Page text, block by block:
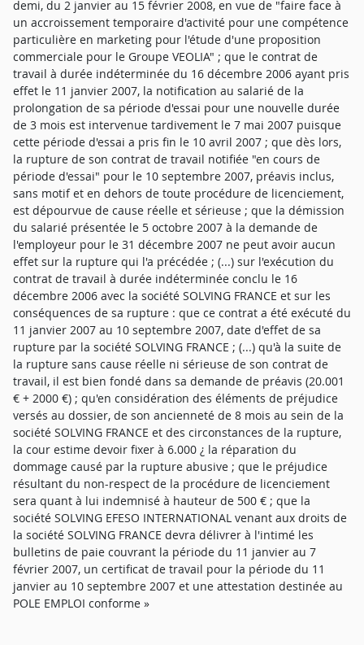
demi, du 2 janvier au 15 février 2008, en vue de "faire face à
un accroissement temporaire d'activité pour une compétence
particulière en marketing pour l'étude d'une proposition
commerciale pour le Groupe VEOLIA" ; que le contrat de
travail à durée indéterminée du 16 décembre 2006 ayant pris
effet le 11 janvier 2007, la notification au salarié de la
prolongation de sa période d'essai pour une nouvelle durée
de 3 mois est intervenue tardivement le 7 mai 2007 puisque
cette période d'essai a pris fin le 10 avril 2007 ; que dès lors,
la rupture de son contrat de travail notifiée "en cours de
période d'essai" pour le 10 septembre 2007, préavis inclus,
sans motif et en dehors de toute procédure de licenciement,
est dépourvue de cause réelle et sérieuse ; que la démission
du salarié présentée le 5 octobre 2007 à la demande de
l'employeur pour le 31 décembre 2007 ne peut avoir aucun
effet sur la rupture qui l'a précédée ; (...) sur l'exécution du
contrat de travail à durée indéterminée conclu le 16
décembre 2006 avec la société SOLVING FRANCE et sur les
conséquences de sa rupture : que ce contrat a été exécuté du
11 janvier 2007 au 10 septembre 2007, date d'effet de sa
rupture par la société SOLVING FRANCE ; (...) qu'à la suite de
la rupture sans cause réelle ni sérieuse de son contrat de
travail, il est bien fondé dans sa demande de préavis (20.001
€ + 2000 €) ; qu'en considération des éléments de préjudice
versés au dossier, de son ancienneté de 8 mois au sein de la
société SOLVING FRANCE et des circonstances de la rupture,
la cour estime devoir fixer à 6.000 ¿ la réparation du
dommage causé par la rupture abusive ; que le préjudice
résultant du non-respect de la procédure de licenciement
sera quant à lui indemnisé à hauteur de 500 € ; que la
société SOLVING EFESO INTERNATIONAL venant aux droits de
la société SOLVING FRANCE devra délivrer à l'intimé les
bulletins de paie couvrant la période du 11 janvier au 7
février 2007, un certificat de travail pour la période du 11
janvier au 10 septembre 2007 et une attestation destinée au
POLE EMPLOI conforme »